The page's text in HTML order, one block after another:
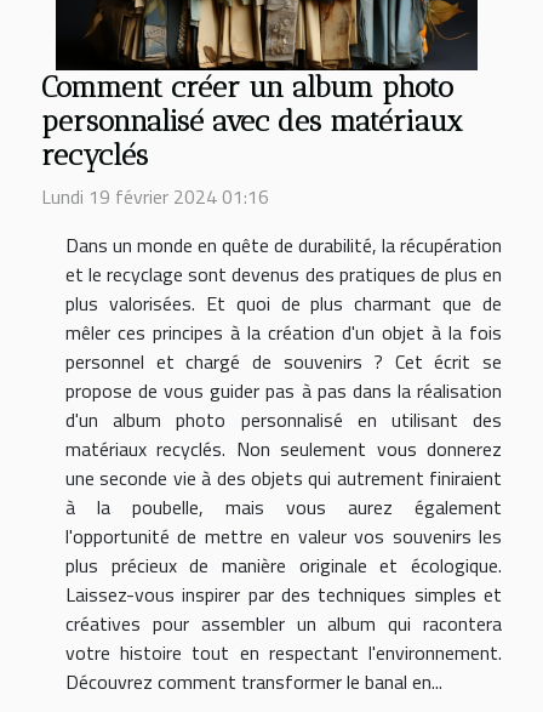
Comment créer un album photo
personnalisé avec des matériaux
recyclés
Lundi 19 février 2024 01:16
Dans un monde en quête de durabilité, la récupération
et le recyclage sont devenus des pratiques de plus en
plus valorisées. Et quoi de plus charmant que de
mêler ces principes à la création d'un objet à la fois
personnel et chargé de souvenirs ? Cet écrit se
propose de vous guider pas à pas dans la réalisation
d'un album photo personnalisé en utilisant des
matériaux recyclés. Non seulement vous donnerez
une seconde vie à des objets qui autrement finiraient
à la poubelle, mais vous aurez également
l'opportunité de mettre en valeur vos souvenirs les
plus précieux de manière originale et écologique.
Laissez-vous inspirer par des techniques simples et
créatives pour assembler un album qui racontera
votre histoire tout en respectant l'environnement.
Découvrez comment transformer le banal en...